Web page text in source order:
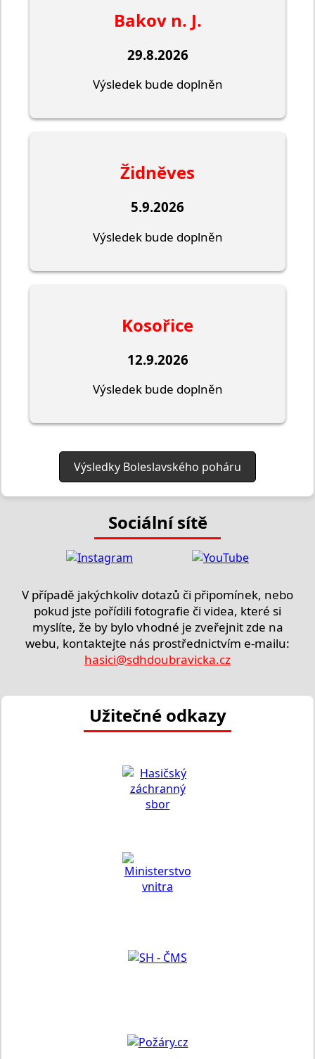
Bakov n. J.
29.8.2026
Výsledek bude doplněn
Židněves
5.9.2026
Výsledek bude doplněn
Kosořice
12.9.2026
Výsledek bude doplněn
Výsledky Boleslavského poháru
Sociální sítě
V případě jakýchkoliv dotazů či připomínek, nebo
pokud jste pořídili fotografie či videa, které si
myslíte, že by bylo vhodné je zveřejnit zde na
webu, kontaktejte nás prostřednictvím e-mailu:
hasici@sdhdoubravicka.cz
Užitečné odkazy